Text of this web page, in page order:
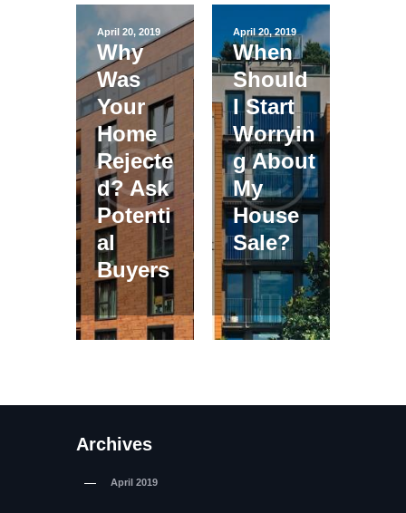
April 20, 2019
Why
Was
Your
Home
Rejecte
d? Ask
Potenti
al
Buyers
April 20, 2019
When
Should
I Start
Worryin
g About
My
House
Sale?
Archives
April 2019